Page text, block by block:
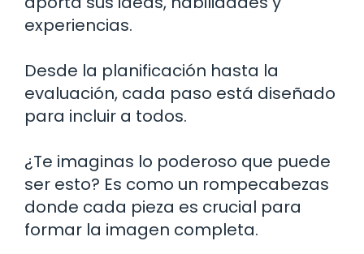
experiencias.
Desde la planificación hasta la
evaluación, cada paso está diseñado
para incluir a todos.
¿Te imaginas lo poderoso que puede
ser esto? Es como un rompecabezas
donde cada pieza es crucial para
formar la imagen completa.